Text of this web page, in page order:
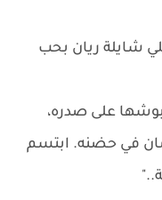
شايلة ريان بحب
بوشها على صدره،
في حضنه. ابتسم